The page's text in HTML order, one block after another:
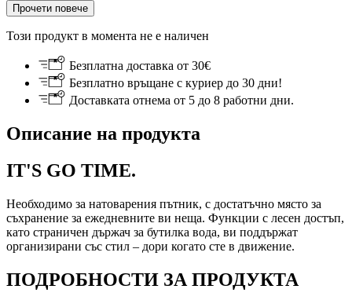
Прочети повече
Този продукт в момента не е наличен
Безплатна доставка от 30€
Безплатно връщане с куриер до 30 дни!
Доставката отнема от 5 до 8 работни дни.
Описание на продукта
IT'S GO TIME.
Необходимо за натоварения пътник, с достатъчно място за
съхранение за ежедневните ви неща. Функции с лесен достъп,
като страничен държач за бутилка вода, ви поддържат
организирани със стил – дори когато сте в движение.
ПОДРОБНОСТИ ЗА ПРОДУКТА